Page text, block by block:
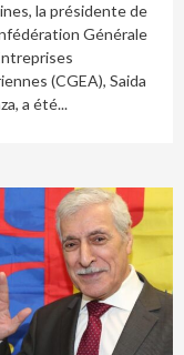
la présidente de
Générale
(CGEA), Saida
a été...